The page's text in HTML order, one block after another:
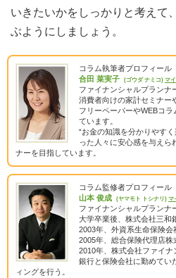
いきたいかをしっかりと考えて
ぶようにしましょう。
コラム執筆者プロフィール
合田 菜実子
(ゴウダ ナミコ) マ
ファイナンシャルプランナ
消費者向けの家計セミナー
フリーペーパーやWEBコ
ています。
“お金の知識を分かりやす
った人々に安心感を与えら
ナーを目指しています。
コラム監修者プロフィール
山本 俊成
(ヤマモト トシナリ) マ
ファイナンシャルプランナ
大学卒業後、株式会社三和
2003年、外資系生命保険会
2005年、総合保険代理店株
2010年、株式会社ファイナ
銀行と保険会社に勤めてい
ィングを行う。